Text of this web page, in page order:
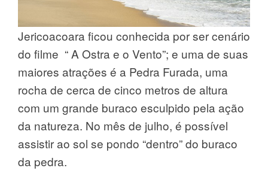
Jericoacoara ficou conhecida por ser cenário
do filme “ A Ostra e o Vento”; e uma de suas
maiores atrações é a Pedra Furada, uma
rocha de cerca de cinco metros de altura
com um grande buraco esculpido pela ação
da natureza. No mês de julho, é possível
assistir ao sol se pondo “dentro” do buraco
da pedra.